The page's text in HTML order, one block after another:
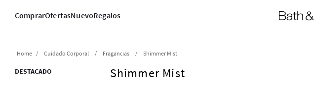
ComprarOfertasNuevoRegalos
Cuidado Corporal Fragancias Shimmer Mist
DESTACADO Shimmer Mist